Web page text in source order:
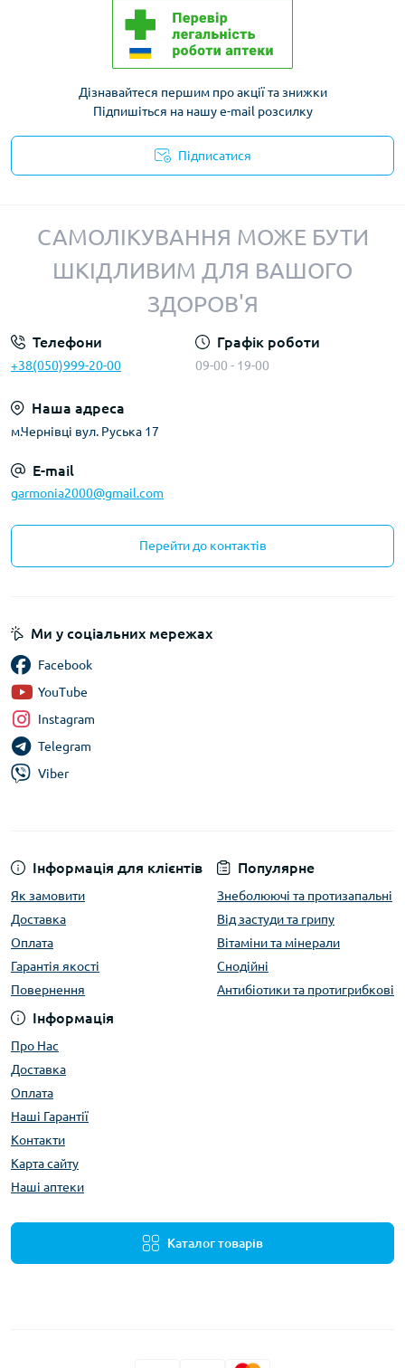
Дізнавайтеся першим про акції та знижки
Підпишіться на нашу e-mail розсилку
Підписатися
САМОЛІКУВАННЯ МОЖЕ БУТИ
ШКІДЛИВИМ ДЛЯ ВАШОГО
ЗДОРОВ'Я
Телефони
+38(050)999-20-00
Графік роботи
09-00 - 19-00
Наша адреса
м.Чернівці вул. Руська 17
E-mail
garmonia2000@gmail.com
Перейти до контактів
Інформація для клієнтів
Як замовити
Доставка
Оплата
Гарантія якості
Повернення
Популярне
Знеболюючі та протизапальні
Від застуди та грипу
Вітаміни та мінерали
Снодійні
Антибіотики та протигрибкові
Інформація
Про Нас
Доставка
Оплата
Наші Гарантії
Контакти
Карта сайту
Наші аптеки
Каталог товарів
Ми у соціальних мережах
Facebook
YouTube
Instagram
Telegram
Viber